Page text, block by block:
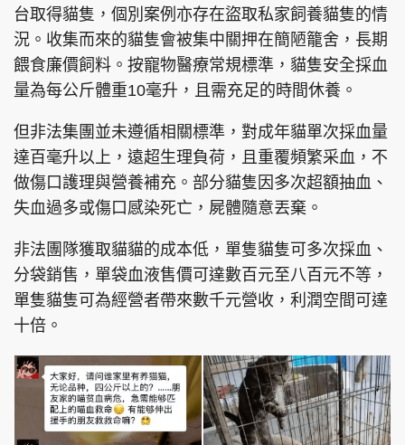
台取得貓隻，個別案例亦存在盜取私家飼養貓隻的情
況。收集而來的貓隻會被集中關押在簡陋籠舍，長期
餵食廉價飼料。按寵物醫療常規標準，貓隻安全採血
量為每公斤體重10毫升，且需充足的時間休養。
但非法集團並未遵循相關標準，對成年貓單次採血量
達百毫升以上，遠超生理負荷，且重覆頻繁采血，不
做傷口護理與營養補充。部分貓隻因多次超額抽血、
失血過多或傷口感染死亡，屍體隨意丟棄。
非法團隊獲取貓貓的成本低，單隻貓隻可多次採血、
分袋銷售，單袋血液售價可達數百元至八百元不等，
單隻貓隻可為經營者帶來數千元營收，利潤空間可達
十倍。